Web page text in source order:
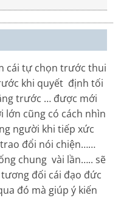
cái tự chọn trước thui
khi quyết định tối
trước … được mới
cũng có cách nhìn
người khi tiếp xức
đổi nói chiện……
chung vài lần….. sẽ
đối cái đạo đức
đó mà giúp ý kiến